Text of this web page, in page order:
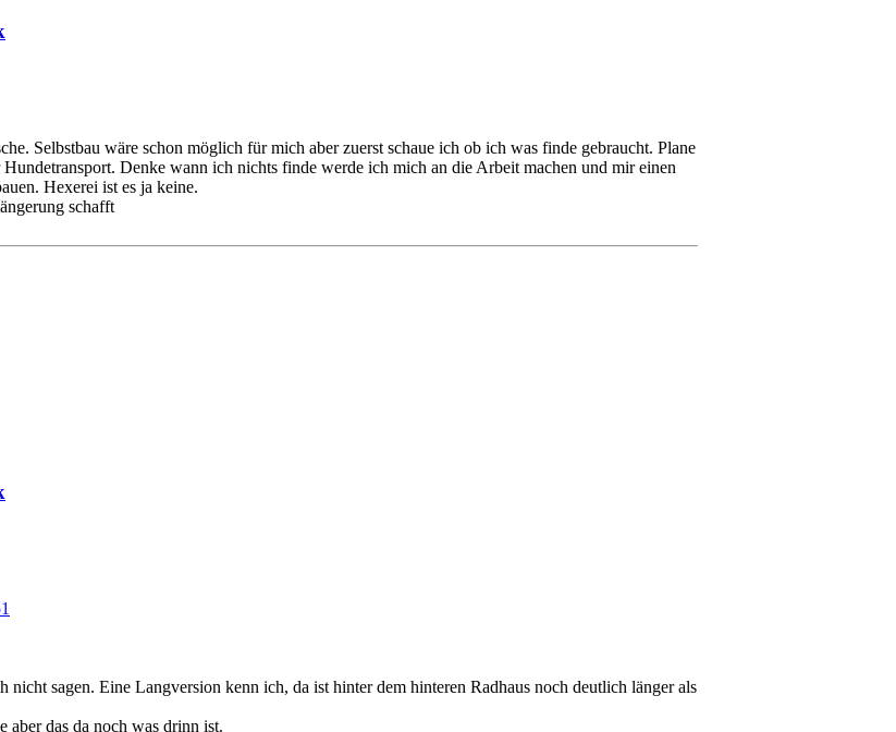
Selbstbau wäre schon möglich für mich aber zuerst schaue ich ob ich was finde gebraucht. Plane
Denke wann ich nichts finde werde ich mich an die Arbeit machen und mir einen
Hexerei ist es ja keine.
schafft
sagen. Eine Langversion kenn ich, da ist hinter dem hinteren Radhaus noch deutlich länger als
aber das da noch was drinn ist.